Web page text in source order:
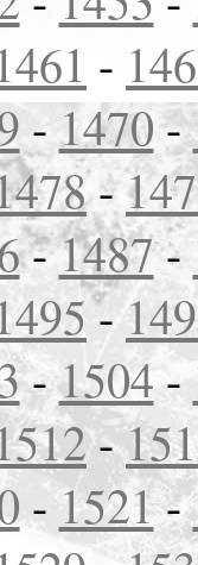
-
- 1470-
-
-1487-
-
-1504-
-
-1521-